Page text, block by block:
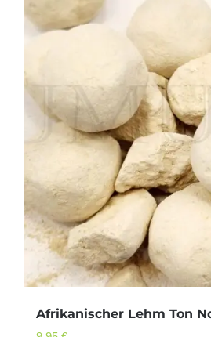
Afrikanischer Lehm Ton